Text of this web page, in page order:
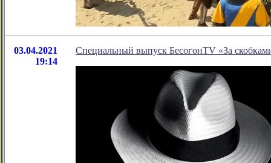
03.04.2021
19:14
Специальный выпуск БесогонTV «За